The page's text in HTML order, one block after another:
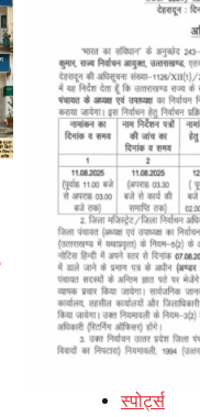
स्पोर्ट्स